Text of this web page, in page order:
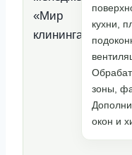
кухни,
зоны,
окон и